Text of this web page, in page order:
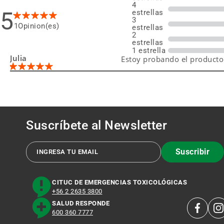
51
4
estrellas
3
estrellas
2
estrellas
1 estrella
Julia Estoy probando el producto
Suscríbete al Newsletter
Suscribir
CITUC DE EMERGENCIAS TOXICOLÓGICAS
+56 2 2635 3800
SALUD RESPONDE
600 360 7777